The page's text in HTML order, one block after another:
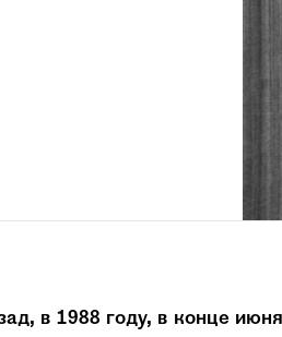
в 1988 году, в конце